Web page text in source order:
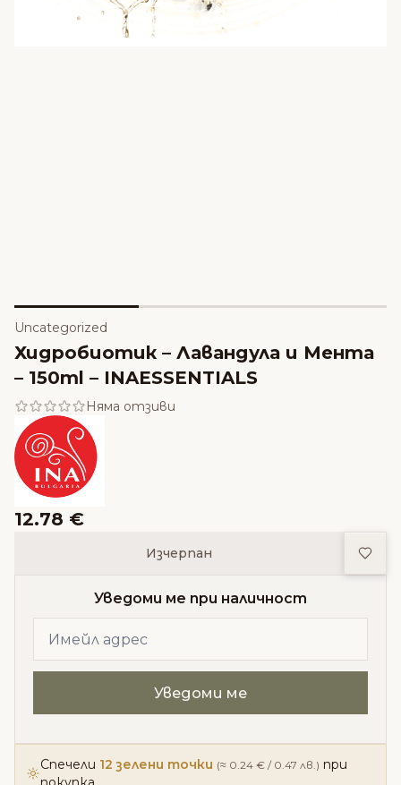
Uncategorized
Хидробиотик – Лавандула и Мента
– 150ml – INAESSENTIALS
Няма отзиви
12.78 €
Изчерпан
Уведоми ме при наличност
Спечели 12 зелени точки (≈ 0.24 € / 0.47 лв.) при